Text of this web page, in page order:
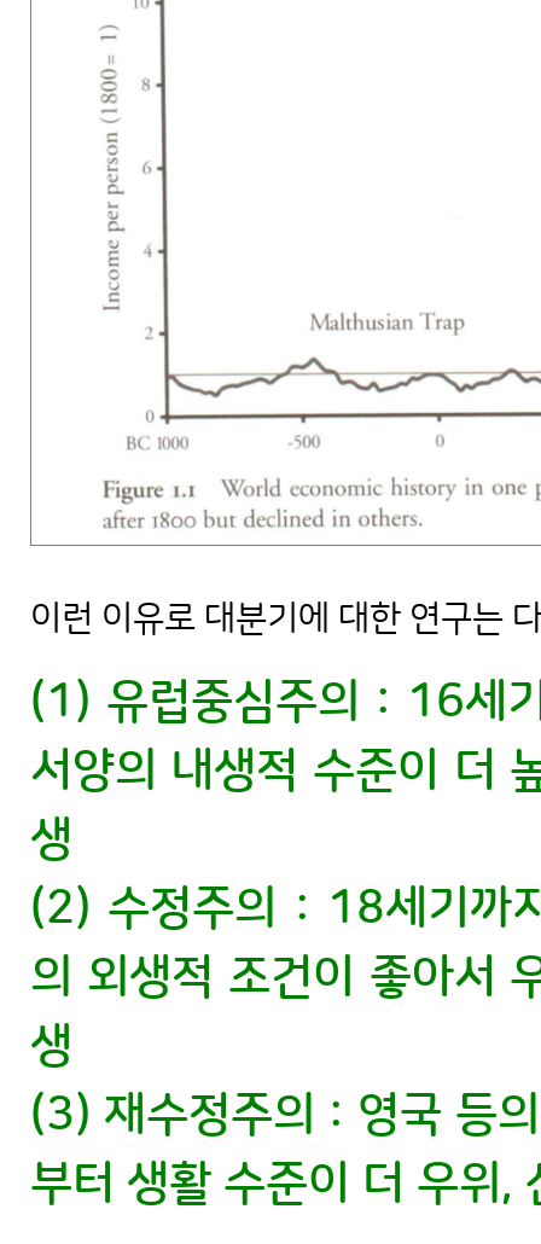
이런 이유로 대분기에 대한 연구는
(1) 유럽중심주의 : 16세
서양의 내생적 수준이 더
생
(2) 수정주의 : 18세기까
의 외생적 조건이 좋아서
생
(3) 재수정주의 : 영국 등
부터 생활 수준이 더 우위,